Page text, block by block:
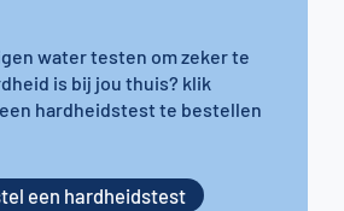
water testen om zeker te
is bij jou thuis? klik
hardheidstest te bestellen
een hardheidstest